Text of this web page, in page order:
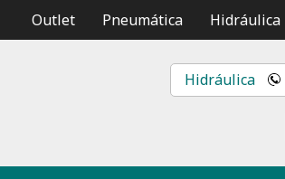
Outlet Pneumática Hidráulica
Hidráulica